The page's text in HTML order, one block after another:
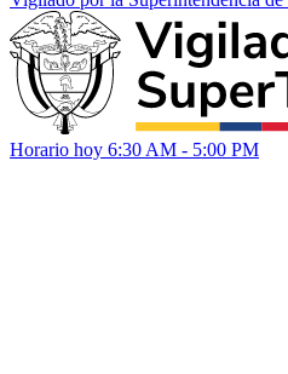
Horario hoy 6:30 AM - 5:00 PM